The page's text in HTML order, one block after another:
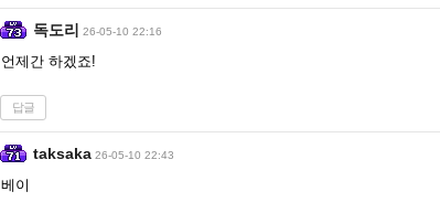
독도리 26-05-10 22:16
언제간 하겠죠!
답글
taksaka 26-05-10 22:43
베이